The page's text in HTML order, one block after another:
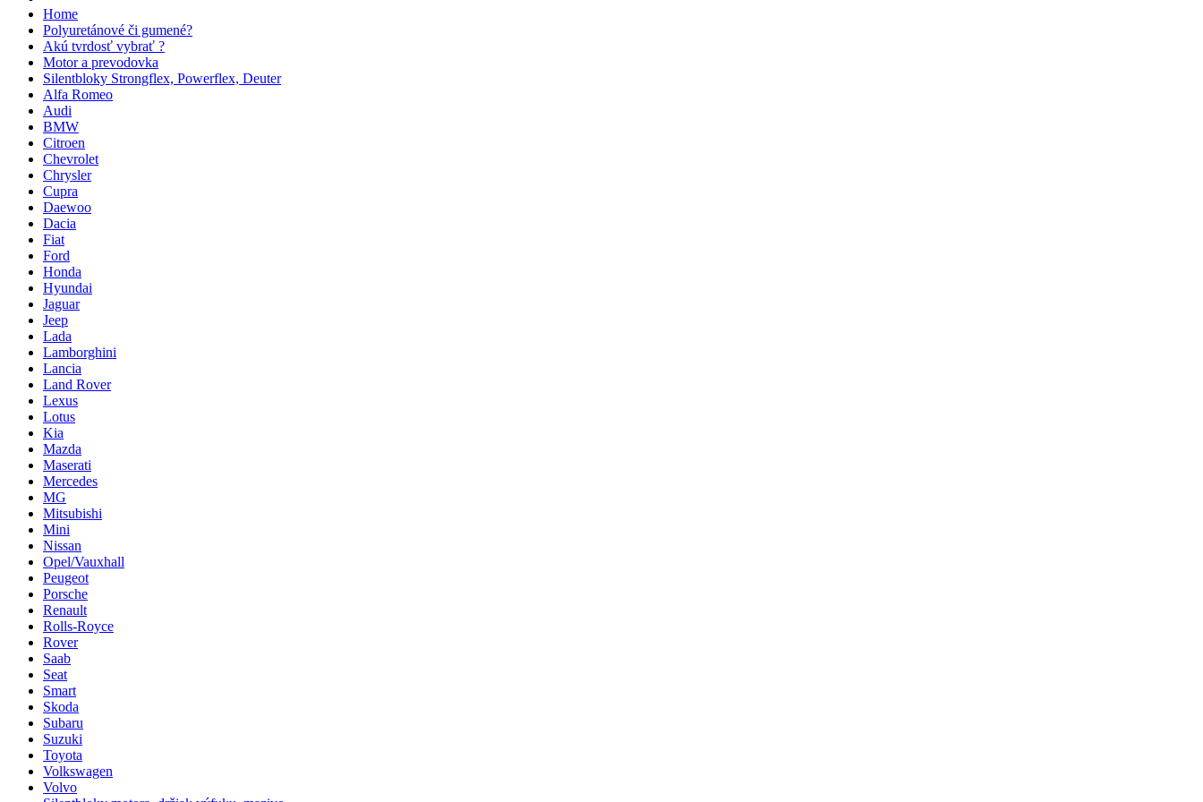
Home
Polyuretánové či gumené?
Akú tvrdosť vybrať ?
Motor a prevodovka
Silentbloky Strongflex, Powerflex, Deuter
Alfa Romeo
Audi
BMW
Citroen
Chevrolet
Chrysler
Cupra
Daewoo
Dacia
Fiat
Ford
Honda
Hyundai
Jaguar
Jeep
Lada
Lamborghini
Lancia
Land Rover
Lexus
Lotus
Kia
Mazda
Maserati
Mercedes
MG
Mitsubishi
Mini
Nissan
Opel/Vauxhall
Peugeot
Porsche
Renault
Rolls-Royce
Rover
Saab
Seat
Smart
Skoda
Subaru
Suzuki
Toyota
Volkswagen
Volvo